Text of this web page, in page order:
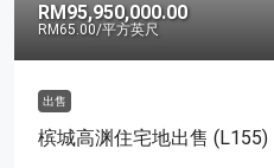
RM95,950,000.00
RM65.00/平方英尺
出售
槟城高渊住宅地出售 (L155)